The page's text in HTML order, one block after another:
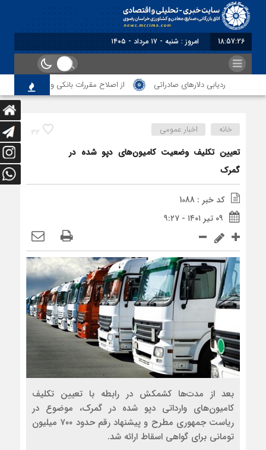
18:57:27 امروز : شنبه - ۱۷ مرداد - ۱۴۰۵
ردیابی دلارهای صادراتی از اصلاح مقررات بانکی و ارزی تا تقویت
32 خانه اخبار عمومی
تعیین تکلیف وضعیت کامیون‌های دپو شده در
گمرک
کد خبر : 1088
۰۹ تیر ۱۴۰۱ - ۹:۲۷
بعد از مدت‌ها کشمکش در رابطه با تعیین تکلیف
کامیون‌های وارداتی دپو شده در گمرک، موضوع در
ریاست جمهوری مطرح و پیشنهاد رقم حدود ۷۰۰ میلیون
تومانی برای گواهی اسقاط ارائه شد.